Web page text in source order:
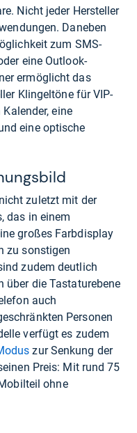
Nicht jeder Hersteller
Daneben
zum SMS-
eine Outlook-
ermöglicht das
Klingeltöne für VIP-
eine
eine optische
zuletzt mit der
das in einem
großes Farbdisplay
zu sonstigen
zudem deutlich
über die Tastaturebene
auch
Personen
verfügt es zudem
zur Senkung der
Preis: Mit rund 75
ohne